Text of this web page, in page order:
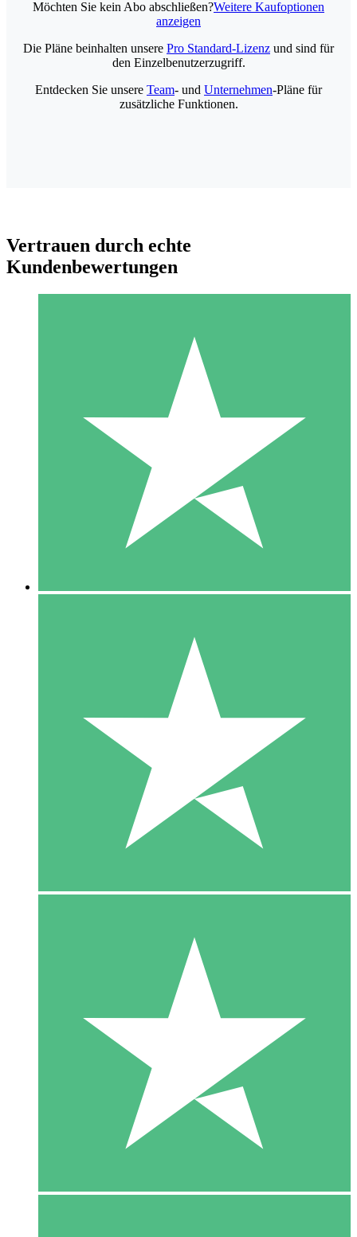
Möchten Sie kein Abo abschließen?Weitere Kaufoptionen
anzeigen
Individuelle Credit-Pakete
Zahlen Sie nach Bedarf mit Download-Credits. Keine
monatliche Verpflichtung erforderlich.
10 00
10 Downloads
20 00
Die Pläne beinhalten unsere Pro Standard-Lizenz und sind für
den Einzelbenutzerzugriff.
Entdecken Sie unsere Team- und Unternehmen-Pläne für
zusätzliche Funktionen.
Vertrauen durch echte
Kundenbewertungen